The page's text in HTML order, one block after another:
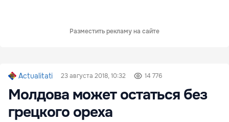
Разместить рекламу на сайте
Actualitati 23 августа 2018, 10:32 14 776
Молдова может остаться без
грецкого ореха